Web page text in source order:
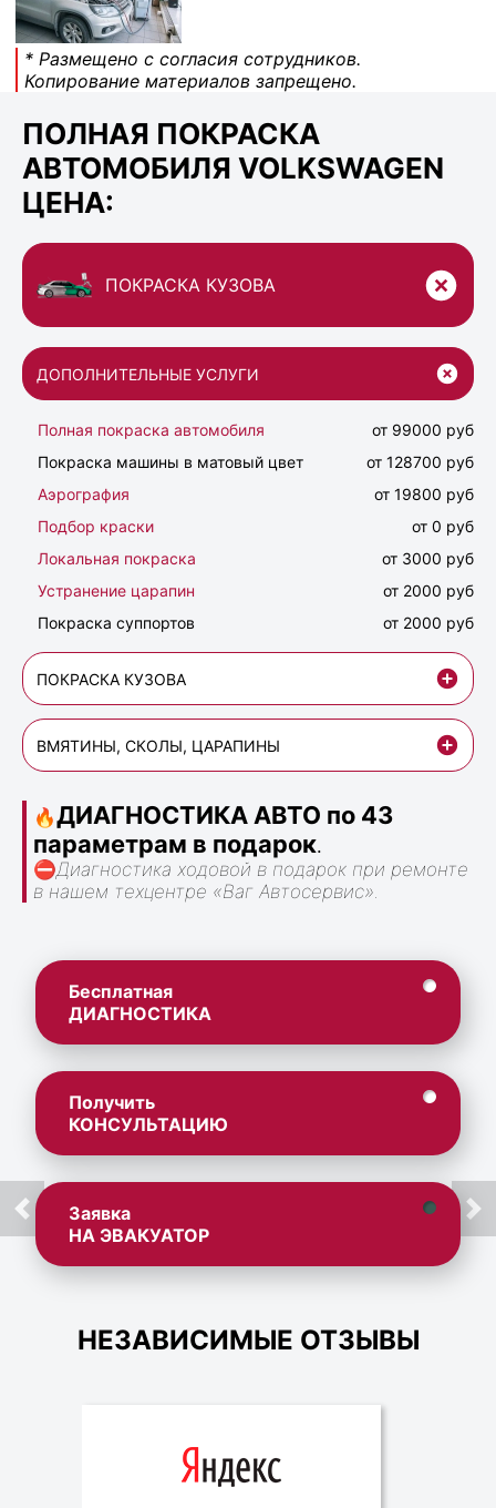
* Размещено с согласия сотрудников.
Копирование материалов запрещено.
ПОЛНАЯ ПОКРАСКА
АВТОМОБИЛЯ VOLKSWAGEN
ЦЕНА:
ПОКРАСКА КУЗОВА
ДОПОЛНИТЕЛЬНЫЕ УСЛУГИ
Полная покраска автомобиля
от 99000 руб
Покраска машины в матовый цвет
от 128700 руб
Аэрография
от 19800 руб
Подбор краски
от 0 руб
Локальная покраска
от 3000 руб
Устранение царапин
от 2000 руб
Покраска суппортов
от 2000 руб
ПОКРАСКА КУЗОВА
ВМЯТИНЫ, СКОЛЫ, ЦАРАПИНЫ
🔥ДИАГНОСТИКА АВТО по 43
параметрам в подарок.
⛔Диагностика ходовой в подарок при ремонте
в нашем техцентре «Ваг Автосервис».
Бесплатная
ДИАГНОСТИКА
Получить
КОНСУЛЬТАЦИЮ
Заявка
НА ЭВАКУАТОР
НЕЗАВИСИМЫЕ ОТЗЫВЫ